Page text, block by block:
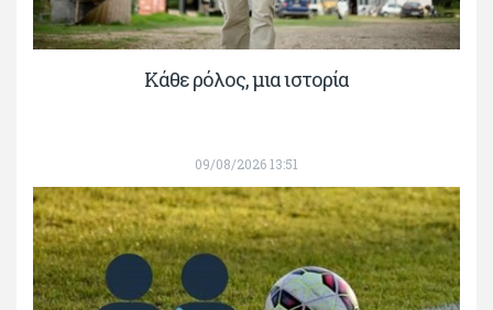
Κάθε ρόλος, μια ιστορία
09/08/2026 13:51